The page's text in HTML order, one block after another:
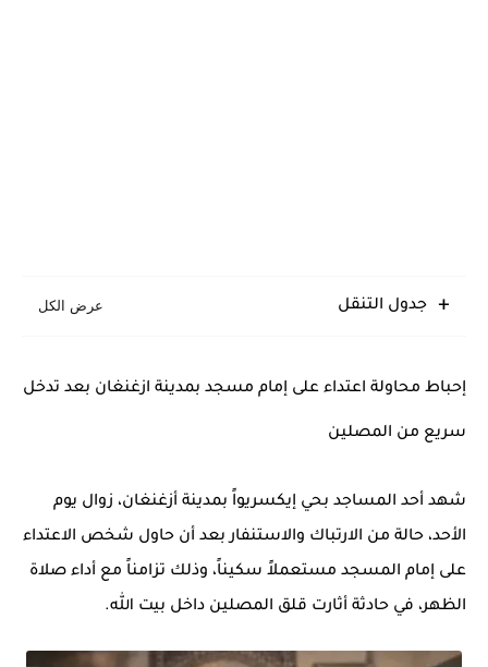
جدول التنقل
إحباط محاولة اعتداء على إمام مسجد بمدينة ازغنغان بعد تدخل
سريع من المصلين
شهد أحد المساجد بحي إيكسريواً بمدينة أزغنغان، زوال يوم
الأحد، حالة من الارتباك والاستنفار بعد أن حاول شخص الاعتداء
على إمام المسجد مستعملاً سكيناً، وذلك تزامناً مع أداء صلاة
الظهر، في حادثة أثارت قلق المصلين داخل بيت الله.